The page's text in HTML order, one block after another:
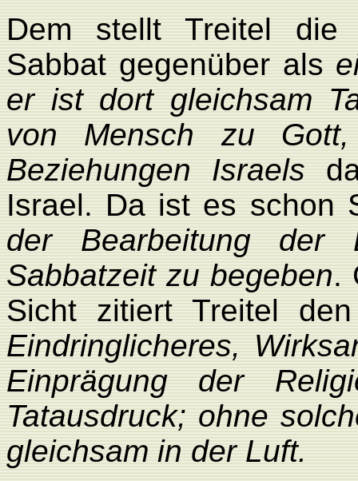
Dem stellt Treitel die
Sabbat gegenüber als
er ist dort gleichsam
von Mensch zu
Beziehungen Israels
Israel. Da ist es schon
der Bearbeitung
Sabbatzeit zu begeben.
Sicht zitiert Treitel
Eindringlicheres,
Einprägung der
Tatausdruck; ohne
gleichsam in der Luft.